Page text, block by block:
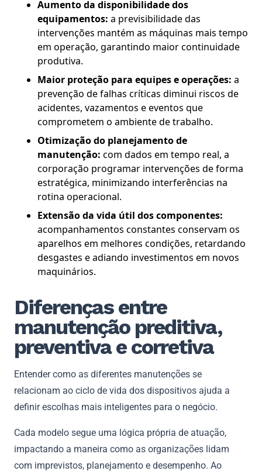
Aumento da disponibilidade dos
equipamentos: a previsibilidade das
intervenções mantém as máquinas mais tempo
em operação, garantindo maior continuidade
produtiva.
Maior proteção para equipes e operações: a
prevenção de falhas críticas diminui riscos de
acidentes, vazamentos e eventos que
comprometem o ambiente de trabalho.
Otimização do planejamento de
manutenção: com dados em tempo real, a
corporação programar intervenções de forma
estratégica, minimizando interferências na
rotina operacional.
Extensão da vida útil dos componentes:
acompanhamentos constantes conservam os
aparelhos em melhores condições, retardando
desgastes e adiando investimentos em novos
maquinários.
Diferenças entre
manutenção preditiva,
preventiva e corretiva
Entender como as diferentes manutenções se
relacionam ao ciclo de vida dos dispositivos ajuda a
definir escolhas mais inteligentes para o negócio.
Cada modelo segue uma lógica própria de atuação,
impactando a maneira como as organizações lidam
com imprevistos, planejamento e desempenho. Ao